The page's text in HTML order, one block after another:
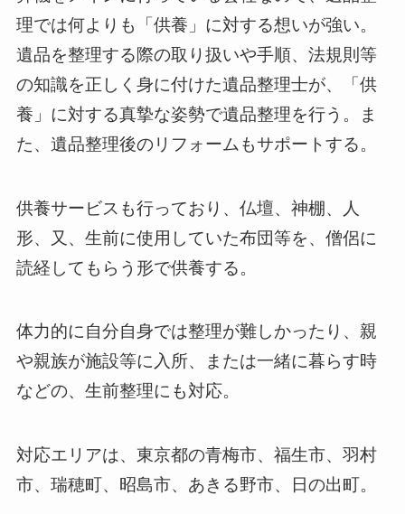
理では何よりも「供養」に対する想いが強い。
遺品を整理する際の取り扱いや手順、法規則等
の知識を正しく身に付けた遺品整理士が、「供
養」に対する真摯な姿勢で遺品整理を行う。ま
た、遺品整理後のリフォームもサポートする。
供養サービスも行っており、仏壇、神棚、人
形、又、生前に使用していた布団等を、僧侶に
読経してもらう形で供養する。
体力的に自分自身では整理が難しかったり、親
や親族が施設等に入所、または一緒に暮らす時
などの、生前整理にも対応。
対応エリアは、東京都の青梅市、福生市、羽村
市、瑞穂町、昭島市、あきる野市、日の出町。